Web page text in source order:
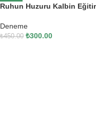
Ruhun Huzuru Kalbin
Deneme
₺450.00 ₺300.00